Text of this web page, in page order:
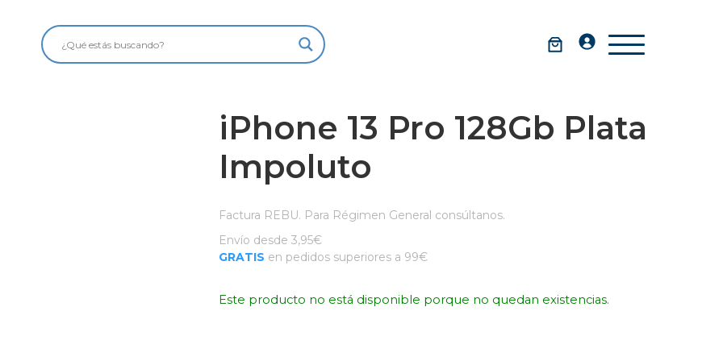
iPhone 13 Pro 128Gb Plata
Impoluto
Factura REBU. Para Régimen General consúltanos.
Envío desde 3,95€
GRATIS en pedidos superiores a 99€
Este producto no está disponible porque no quedan existencias.